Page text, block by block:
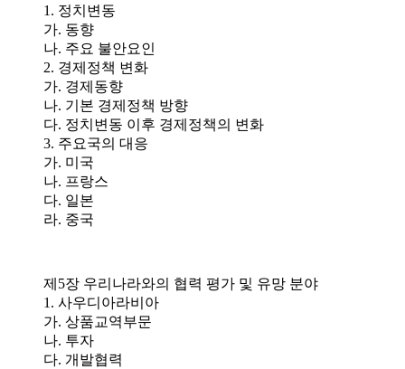
1. 정치변동
가. 동향
나. 주요 불안요인
2. 경제정책 변화
가. 경제동향
나. 기본 경제정책 방향
다. 정치변동 이후 경제정책의 변화
3. 주요국의 대응
가. 미국
나. 프랑스
다. 일본
라. 중국
제5장 우리나라와의 협력 평가 및 유망 분야
1. 사우디아라비아
가. 상품교역부문
나. 투자
다. 개발협력